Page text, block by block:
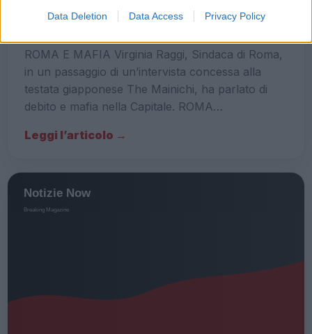
Data Deletion Data Access Privacy Policy
mangiata la città”
ROMA E MAFIA Virginia Raggi, Sindaca di Roma,
in un passaggio di un’intervista concessa alla
testata giapponese The Mainichi, ha parlato di
debito e mafia nella Capitale. ROMA…
Leggi l’articolo →